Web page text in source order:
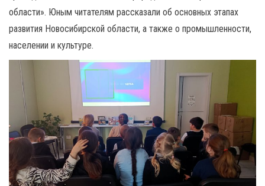
области». Юным читателям рассказали об основных этапах
развития Новосибирской области, а также о промышленности,
населении и культуре.